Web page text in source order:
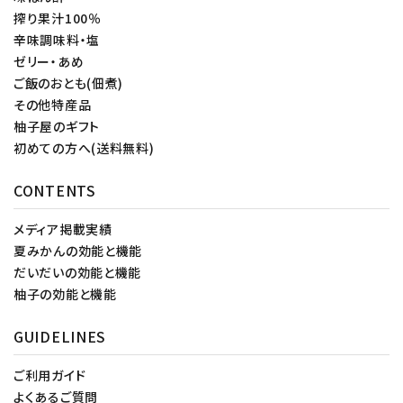
搾り果汁100％
辛味調味料・塩
ゼリー・あめ
ご飯のおとも(佃煮)
その他特産品
柚子屋のギフト
初めての方へ(送料無料)
CONTENTS
メディア掲載実績
夏みかんの効能と機能
だいだいの効能と機能
柚子の効能と機能
GUIDELINES
ご利用ガイド
よくあるご質問